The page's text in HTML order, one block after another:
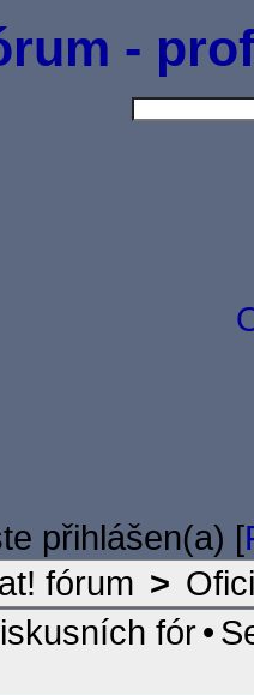
-
přihlášen(a) [
fórum >
fór•